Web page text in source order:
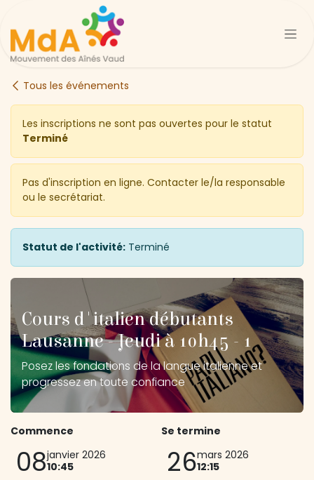
Se rendre au contenu
Tous les événements
Les inscriptions ne sont pas ouvertes pour le statut
Terminé
Pas d'inscription en ligne. Contacter le/la responsable
ou le secrétariat.
Statut de l'activité: Terminé
Cours d'italien débutants
Lausanne - Jeudi à 10h45 - 1
Posez les fondations de la langue italienne et
progressez en toute confiance
Commence
08janvier 2026
10:45
Se termine
26mars 2026
12:15